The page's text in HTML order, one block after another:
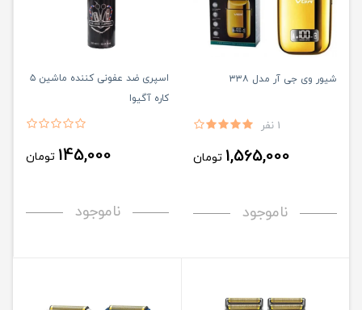
شیور وی جی آر مدل ۳۳۸
1 نفر
1,565,000 تومان
ناموجود
اسپری ضد عفونی کننده ماشین ۵
کاره آگیوا
145,000 تومان
ناموجود